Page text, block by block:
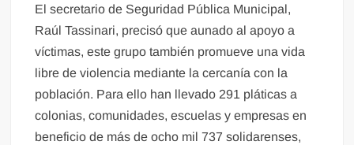
El secretario de Seguridad Pública Municipal,
Raúl Tassinari, precisó que aunado al apoyo a
víctimas, este grupo también promueve una vida
libre de violencia mediante la cercanía con la
población. Para ello han llevado 291 pláticas a
colonias, comunidades, escuelas y empresas en
beneficio de más de ocho mil 737 solidarenses,